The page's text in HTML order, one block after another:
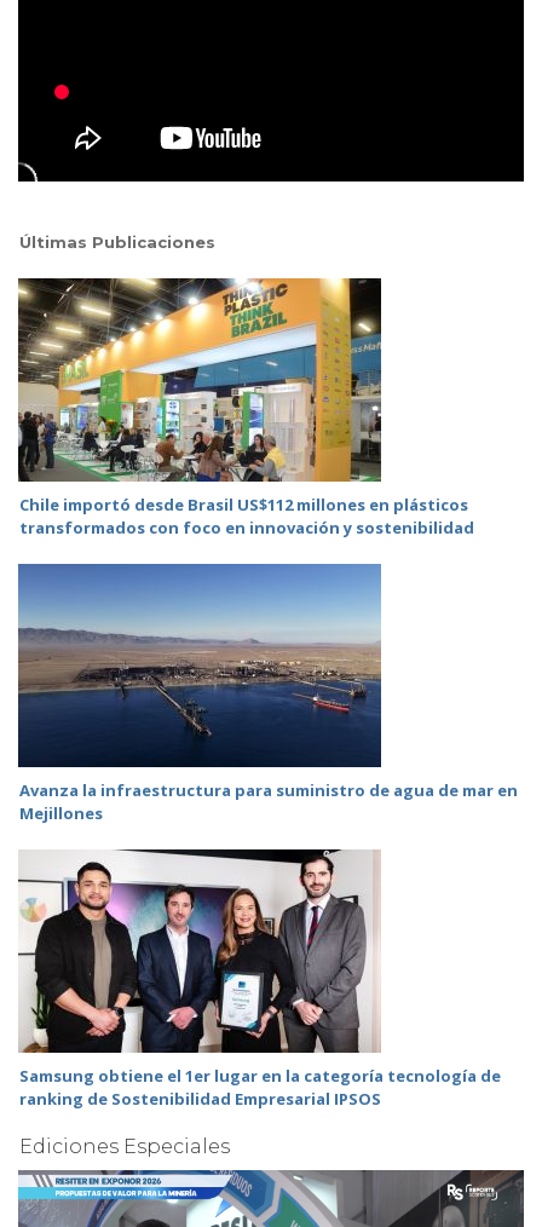
Últimas Publicaciones
Chile importó desde Brasil US$112 millones en plásticos
transformados con foco en innovación y sostenibilidad
Avanza la infraestructura para suministro de agua de mar en
Mejillones
Samsung obtiene el 1er lugar en la categoría tecnología de
ranking de Sostenibilidad Empresarial IPSOS
Ediciones Especiales